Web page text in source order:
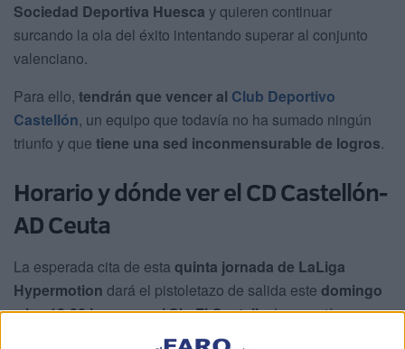
Sociedad Deportiva Huesca y quieren continuar
surcando la ola del éxito intentando superar al conjunto
valenciano.
Para ello, tendrán que vencer al Club Deportivo
Castellón, un equipo que todavía no ha sumado ningún
triunfo y que tiene una sed inconmensurable de logros.
Horario y dónde ver el CD Castellón-
AD Ceuta
La esperada cita de esta quinta jornada de LaLiga
Hypermotion dará el pistoletazo de salida este domingo
a las 18:30 horasen el SkyFi Castalia.Los ceutíes
quieren seguir aumentando su racha positiva, mientras